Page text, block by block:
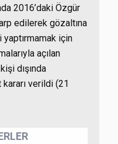
2016’daki Özgür
edilerek gözaltına
yaptırmamak için
açılan
dışında
verildi (21